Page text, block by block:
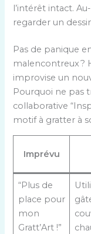
l’intérêt intact.
regarder un
Pas de panique
malencontreux ?
improvise un
Pourquoi ne pas
collaborative
motif à gratter à
Imprévu
“Plus de
place pour
mon
Gratt’Art !”